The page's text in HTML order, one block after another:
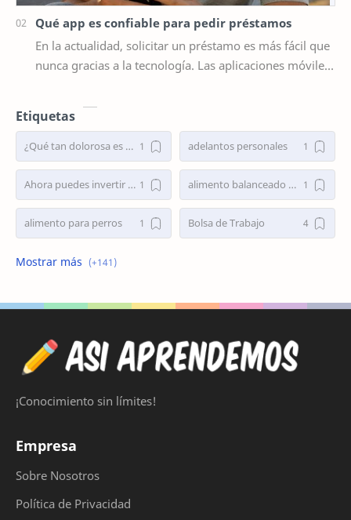
Qué app es confiable para pedir préstamos
En la actualidad, solicitar un préstamo es más fácil que
nunca gracias a la tecnología. Las aplicaciones móviles
Etiquetas
¿Qué tan dolorosa es una cirugía de nariz? adelantos personales
Ahora puedes invertir en tenistas alimento balanceado para perros
alimento para perros Bolsa de Trabajo
Busco Empleo en Capital Federal Busco Empleo Ya
Busco Trabajo Busco Trabajo en Capital Federal
carga sube beta
¡Conocimiento sin límites!
Empresa
Sobre Nosotros
Política de Privacidad